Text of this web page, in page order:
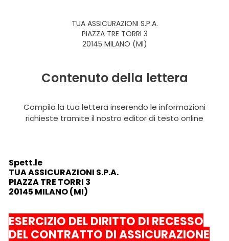
TUA ASSICURAZIONI S.P.A.
PIAZZA TRE TORRI 3
20145 MILANO (MI)
Contenuto della lettera
Compila la tua lettera inserendo le informazioni
richieste tramite il nostro editor di testo online
Spett.le
TUA ASSICURAZIONI S.P.A.
PIAZZA TRE TORRI 3
20145 MILANO (MI)
ESERCIZIO DEL DIRITTO DI RECESSO
DEL CONTRATTO DI ASSICURAZIONE